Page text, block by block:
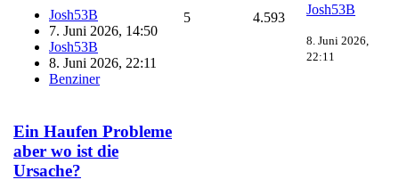
Josh53B
7. Juni 2026, 14:50
Josh53B
8. Juni 2026, 22:11
Benziner
5 4.593
Josh53B
8. Juni 2026,
22:11
Ein Haufen Probleme
aber wo ist die
Ursache?